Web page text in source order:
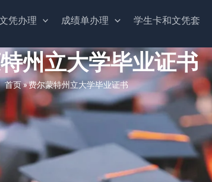
凭办理 成绩单办理 学生卡和文凭套
州立大学毕业证书
首页»费尔蒙特州立大学毕业证书